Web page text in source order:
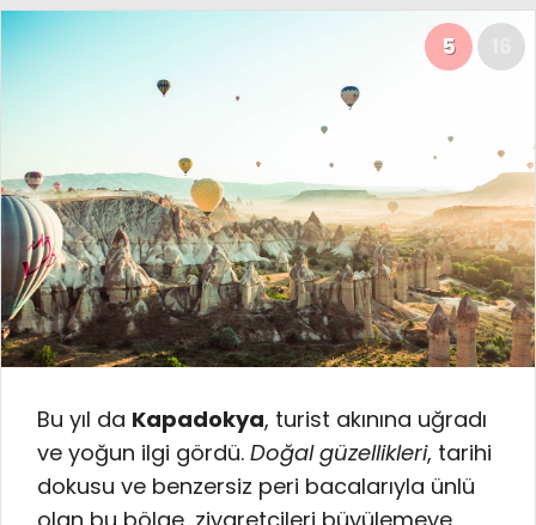
5
Bu yıl da Kapadokya, turist akınına uğradı
ve yoğun ilgi gördü. Doğal güzellikleri, tarihi
dokusu ve benzersiz peri bacalarıyla ünlü